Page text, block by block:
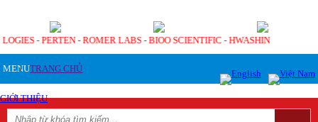
- PERTEN - ROMER LABS - BIOO SCIENTIFIC - HWASHIN
MENUTRANG CHỦ
GIỚI THIỆU